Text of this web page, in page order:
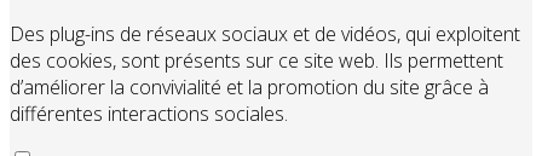
Des plug-ins de réseaux sociaux et de vidéos, qui exploitent
des cookies, sont présents sur ce site web. Ils permettent
d’améliorer la convivialité et la promotion du site grâce à
différentes interactions sociales.